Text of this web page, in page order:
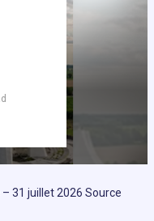
31 juillet 2026 Source